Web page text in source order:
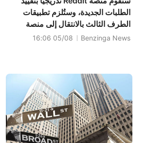
الطلبات الجديدة، وستُلزم تطبيقات
الطرف الثالث بالانتقال إلى منصة
مطوري Reddit والعمل عليها؛ وذلك
وتخطط لإجراء تغييرات مع مرور...
Benzinga News
05/08 16:06